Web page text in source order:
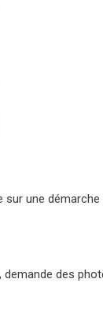
sur une
des